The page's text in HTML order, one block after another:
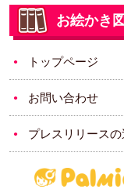
お絵かき
トップページ
お問い合わせ
プレスリリース